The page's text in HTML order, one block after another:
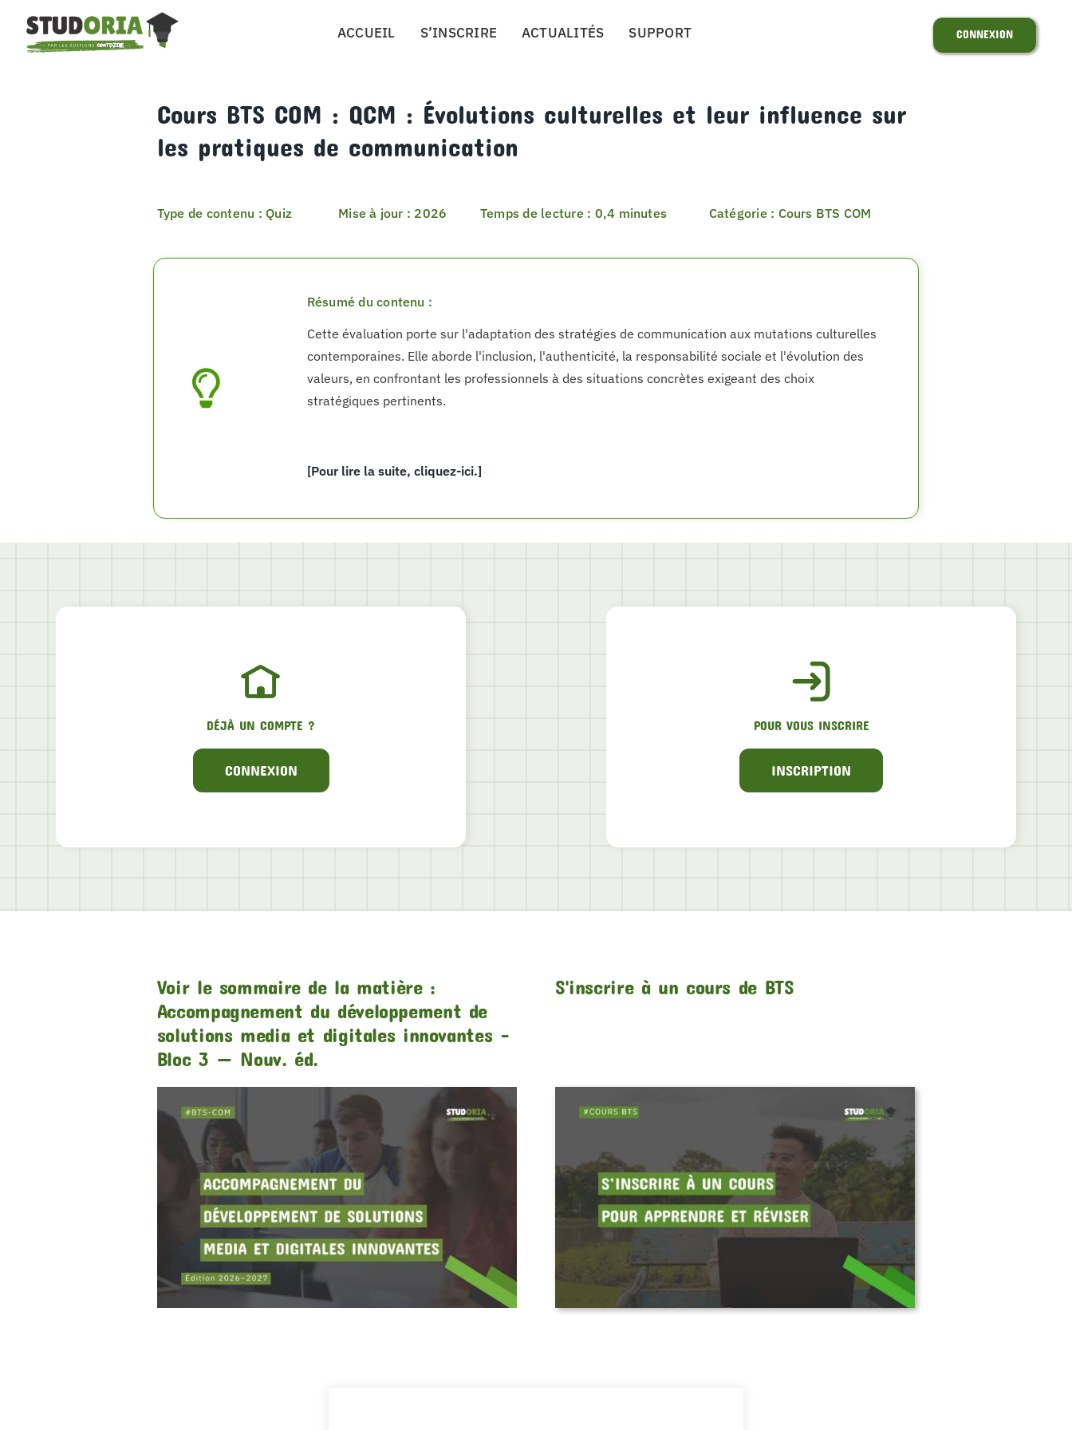
contenu
ACCUEIL S’INSCRIRE ACTUALITÉS SUPPORT CONNEXION
Cours BTS COM : QCM : Évolutions culturelles et leur influence sur
les pratiques de communication
Type de contenu : Quiz Mise à jour : 2026 Temps de lecture : 0,4 minutes Catégorie : Cours BTS COM
Résumé du contenu :
Cette évaluation porte sur l'adaptation des stratégies de communication aux mutations culturelles
contemporaines. Elle aborde l'inclusion, l'authenticité, la responsabilité sociale et l'évolution des
valeurs, en confrontant les professionnels à des situations concrètes exigeant des choix
stratégiques pertinents.
[Pour lire la suite, cliquez-ici.]
DÉJÀ UN COMPTE ?
CONNEXION
POUR VOUS INSCRIRE
INSCRIPTION
Voir le sommaire de la matière :
Accompagnement du développement de
solutions media et digitales innovantes –
Bloc 3 — Nouv. éd.
S'inscrire à un cours de BTS